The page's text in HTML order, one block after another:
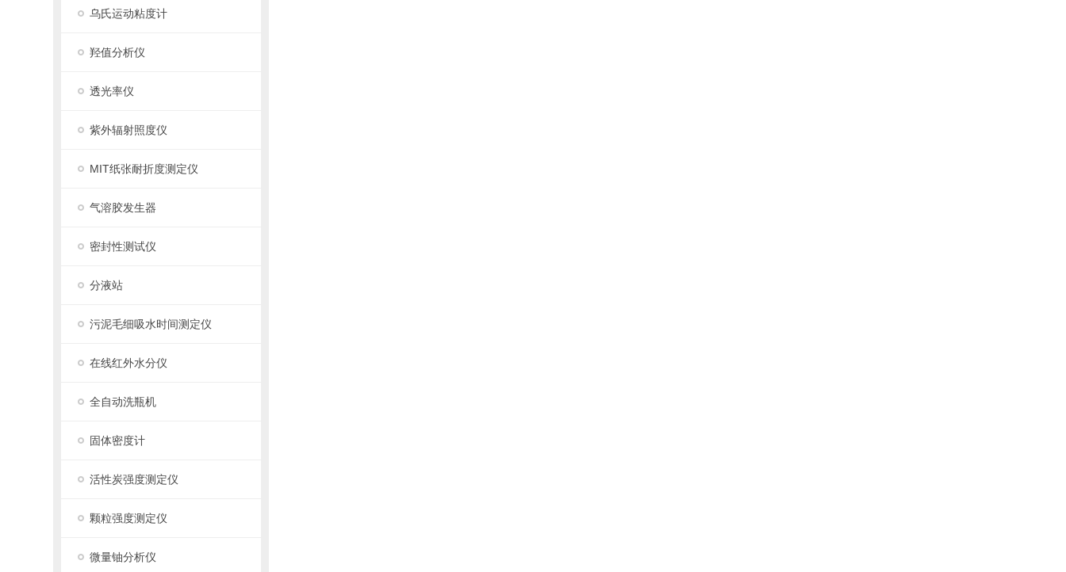
乌氏运动粘度计
羟值分析仪
透光率仪
紫外辐射照度仪
MIT纸张耐折度测定仪
气溶胶发生器
密封性测试仪
分液站
污泥毛细吸水时间测定仪
在线红外水分仪
全自动洗瓶机
固体密度计
活性炭强度测定仪
颗粒强度测定仪
微量铀分析仪